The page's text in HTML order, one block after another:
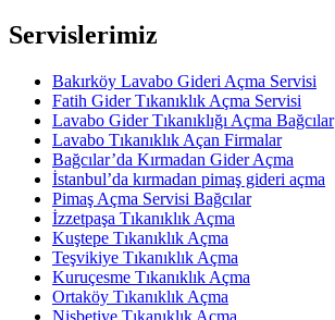
Servislerimiz
Bakırköy Lavabo Gideri Açma Servisi
Fatih Gider Tıkanıklık Açma Servisi
Lavabo Gider Tıkanıklığı Açma Bağcılar
Lavabo Tıkanıklık Açan Firmalar
Bağcılar’da Kırmadan Gider Açma
İstanbul’da kırmadan pimaş gideri açma
Pimaş Açma Servisi Bağcılar
İzzetpaşa Tıkanıklık Açma
Kuştepe Tıkanıklık Açma
Teşvikiye Tıkanıklık Açma
Kuruçesme Tıkanıklık Açma
Ortaköy Tıkanıklık Açma
Nisbetiye Tıkanıklık Açma